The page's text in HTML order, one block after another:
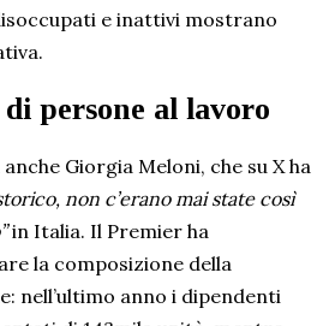
e inattivi mostrano
persone al lavoro
Giorgia Meloni, che su X ha
non c’erano mai state così
in Italia. Il Premier ha
la composizione della
nell’ultimo anno i dipendenti